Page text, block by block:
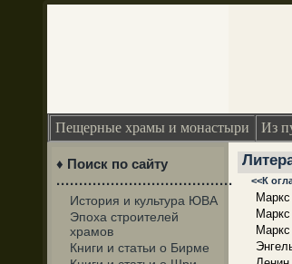
Пещерные храмы и монастыри Из
♦ Поиск по сайту
·······································
История и культура ЮВА
Эпоха строителей
храмов
Книги и статьи о Бирме
<<К